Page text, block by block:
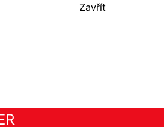
Zavřít